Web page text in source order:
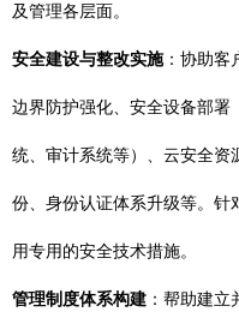
及管理各层面。
安全建设与整改实施：协助客
边界防护强化、安全设备部署
统、审计系统等）、云安全资
份、身份认证体系升级等。针
用专用的安全技术措施。
管理制度体系构建 ：帮助建